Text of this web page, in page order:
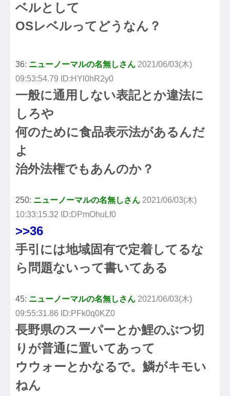
ベルとして
OSレベルってどうなん？
36: ニューノーマルの名無しさん 2021/06/03(木)
09:53:54.79 ID:HYl0hR2y0
一般に通用しない表記とか違法に
しろや
何のために食品表示法があるんだ
よ
治外法権でもあんのか？
250: ニューノーマルの名無しさん 2021/06/03(木)
10:33:15.32 ID:DPmOhuLf0
>>36
手引には地域固有で定着してるな
ら問題ないって書いてある
45: ニューノーマルの名無しさん 2021/06/03(木)
09:55:31.86 ID:PFk0q0KZ0
長野県のスーパーとか鯉のぶつ切
りが普通に置いてあって
ウウォーとかなるで。鱗がキモい
ねん